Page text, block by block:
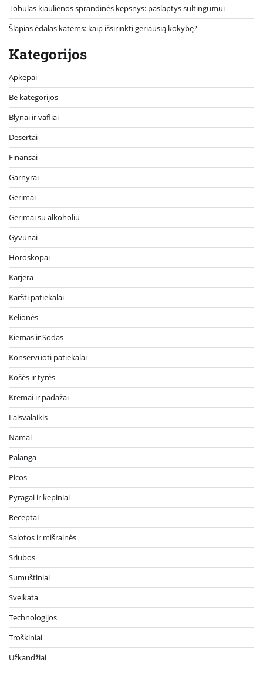
Tobulas kiaulienos sprandinės kepsnys: paslaptys sultingumui
Šlapias ėdalas katėms: kaip išsirinkti geriausią kokybę?
Kategorijos
Apkepai
Be kategorijos
Blynai ir vafliai
Desertai
Finansai
Garnyrai
Gėrimai
Gėrimai su alkoholiu
Gyvūnai
Horoskopai
Karjera
Karšti patiekalai
Kelionės
Kiemas ir Sodas
Konservuoti patiekalai
Košės ir tyrės
Kremai ir padažai
Laisvalaikis
Namai
Palanga
Picos
Pyragai ir kepiniai
Receptai
Salotos ir mišrainės
Sriubos
Sumuštiniai
Sveikata
Technologijos
Troškiniai
Užkandžiai